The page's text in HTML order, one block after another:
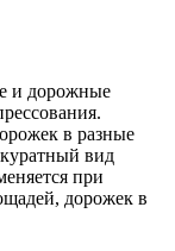
и дорожные
в разные
вид
при
дорожек в